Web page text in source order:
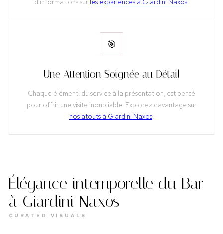
d’informations sur les expériences à Giardini Naxos.
🎯
Une Attention Soignée au Détail
Chaque élément, du service à la présentation, est pensé
pour offrir une visite inoubliable. Explorez davantage sur
nos atouts à Giardini Naxos.
Élégance intemporelle du Bar
à Giardini Naxos
CURATED VISUALS